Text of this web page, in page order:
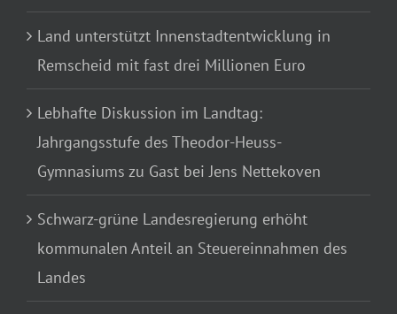
Land unterstützt Innenstadtentwicklung in
Remscheid mit fast drei Millionen Euro
Lebhafte Diskussion im Landtag:
Jahrgangsstufe des Theodor-Heuss-
Gymnasiums zu Gast bei Jens Nettekoven
Schwarz-grüne Landesregierung erhöht
kommunalen Anteil an Steuereinnahmen des
Landes